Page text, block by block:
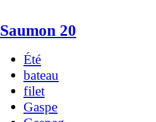
Saumon 20
Été
bateau
filet
Gaspe